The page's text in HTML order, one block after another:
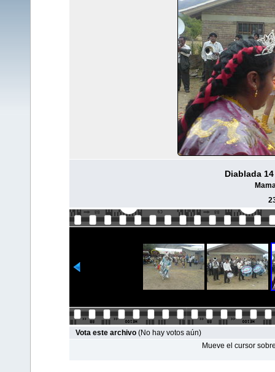
Diablada
Vota este archivo(No hay votos aún)
Mueve el cursor